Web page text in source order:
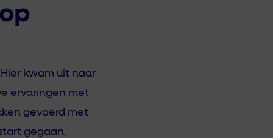
kwam uit naar
ervaringen met
gevoerd met
gegaan.